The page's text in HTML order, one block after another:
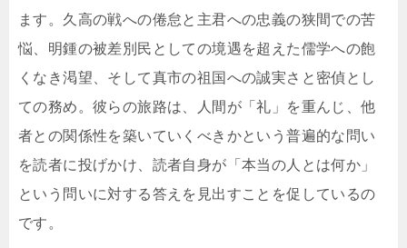
ます。久高の戦への倦怠と主君への忠義の狭間での苦
悩、明鍾の被差別民としての境遇を超えた儒学への飽
くなき渇望、そして真市の祖国への誠実さと密偵とし
ての務め。彼らの旅路は、人間が「礼」を重んじ、他
者との関係性を築いていくべきかという普遍的な問い
を読者に投げかけ、読者自身が「本当の人とは何か」
という問いに対する答えを見出すことを促しているの
です。